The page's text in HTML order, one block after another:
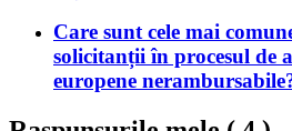
Care sunt cele mai
solicitanții în procesul de
europene